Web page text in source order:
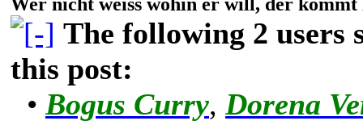
The following 2 users
this post:
• Bogus Curry, Dorena